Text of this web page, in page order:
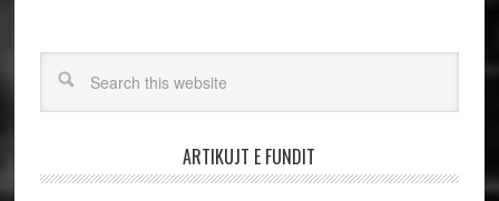
ARTIKUJT E FUNDIT